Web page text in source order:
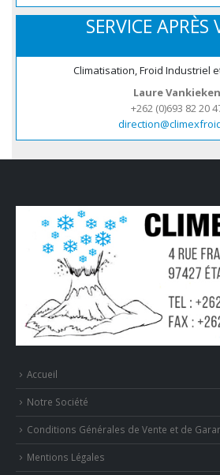
SERVICE APRÈS
Climatisation, Froid Industriel
Laure Vankieken
+262 (0)693 82 20
Accueil
Notre Société
Conditions Générales de Vente et de
Mentions Légales